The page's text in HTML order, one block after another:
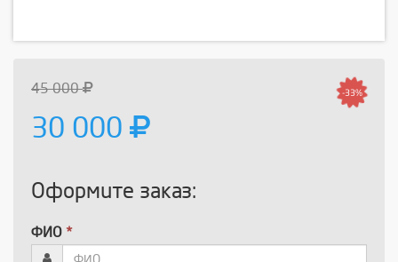
45 000
30 000
-33%
Оформите заказ:
ФИО *